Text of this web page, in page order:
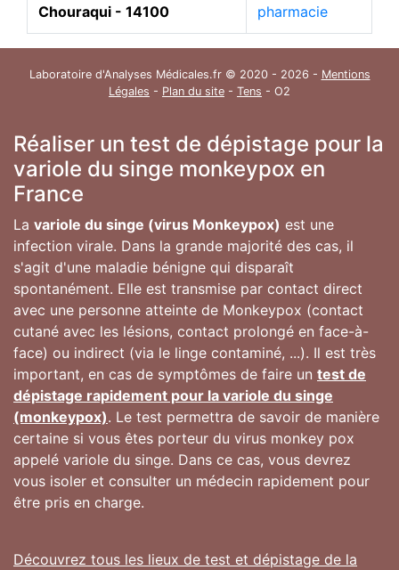
Chouraqui - 14100
pharmacie
Laboratoire d'Analyses Médicales.fr © 2020 - 2026 - Mentions
Légales - Plan du site - Tens - O2
Réaliser un test de dépistage pour la
variole du singe monkeypox en
France
La variole du singe (virus Monkeypox) est une
infection virale. Dans la grande majorité des cas, il
s'agit d'une maladie bénigne qui disparaît
spontanément. Elle est transmise par contact direct
avec une personne atteinte de Monkeypox (contact
cutané avec les lésions, contact prolongé en face-à-
face) ou indirect (via le linge contaminé, ...). Il est très
important, en cas de symptômes de faire un test de
dépistage rapidement pour la variole du singe
(monkeypox). Le test permettra de savoir de manière
certaine si vous êtes porteur du virus monkey pox
appelé variole du singe. Dans ce cas, vous devrez
vous isoler et consulter un médecin rapidement pour
être pris en charge.
Découvrez tous les lieux de test et dépistage de la